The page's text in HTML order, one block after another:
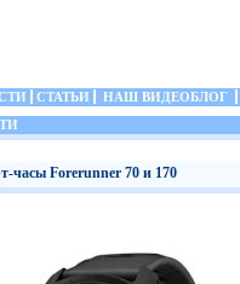
СТАТЬИ НАШ ВИДЕОБЛОГ
часы Forerunner 70 и 170